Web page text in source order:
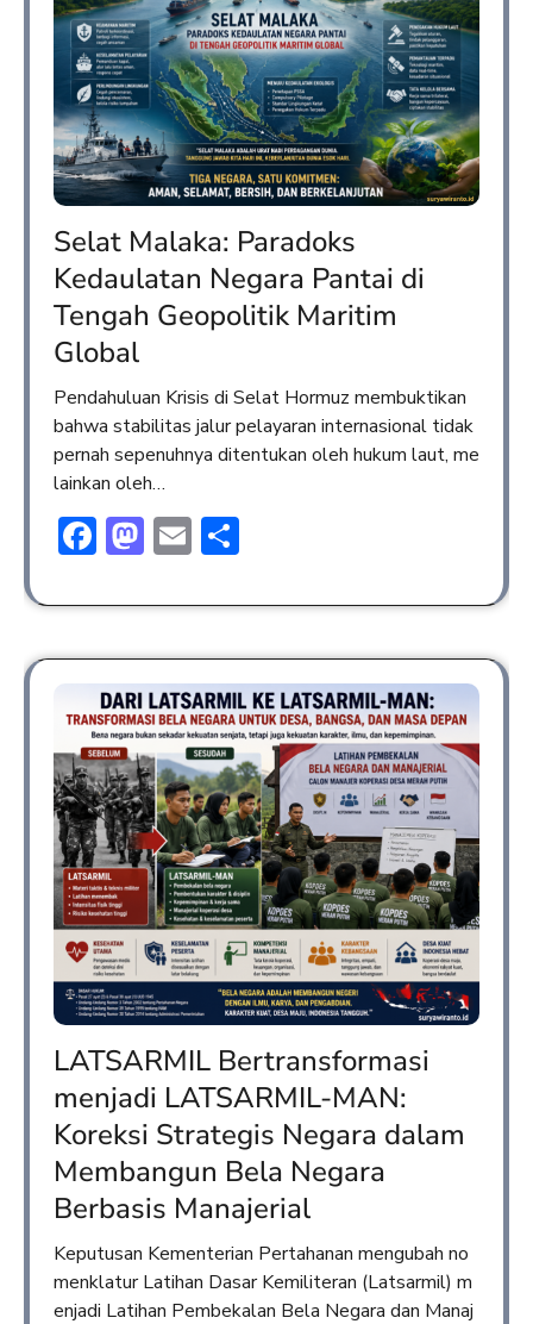
Selat Malaka: Paradoks
Kedaulatan Negara Pantai di
Tengah Geopolitik Maritim
Global
Pendahuluan Krisis di Selat Hormuz membuktikan
bahwa stabilitas jalur pelayaran internasional tidak
pernah sepenuhnya ditentukan oleh hukum laut, me
lainkan oleh…
Facebook
Mastodon
Email
LATSARMIL Bertransformasi
menjadi LATSARMIL-MAN:
Koreksi Strategis Negara dalam
Membangun Bela Negara
Berbasis Manajerial
Keputusan Kementerian Pertahanan mengubah no
menklatur Latihan Dasar Kemiliteran (Latsarmil) m
enjadi Latihan Pembekalan Bela Negara dan Manaj